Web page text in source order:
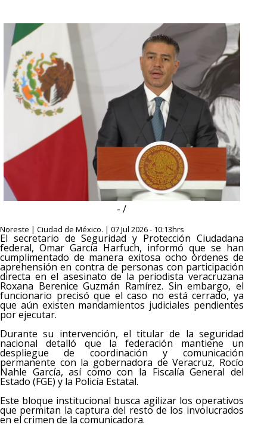
- /
Noreste | Ciudad de México. | 07 Jul 2026 - 10:13hrs
El secretario de Seguridad y Protección Ciudadana
federal, Omar García Harfuch, informó que se han
cumplimentado de manera exitosa ocho órdenes de
aprehensión en contra de personas con participación
directa en el asesinato de la periodista veracruzana
Roxana Berenice Guzmán Ramírez. Sin embargo, el
funcionario precisó que el caso no está cerrado, ya
que aún existen mandamientos judiciales pendientes
por ejecutar.
Durante su intervención, el titular de la seguridad
nacional detalló que la federación mantiene un
despliegue de coordinación y comunicación
permanente con la gobernadora de Veracruz, Rocío
Nahle García, así como con la Fiscalía General del
Estado (FGE) y la Policía Estatal.
Este bloque institucional busca agilizar los operativos
que permitan la captura del resto de los involucrados
en el crimen de la comunicadora.